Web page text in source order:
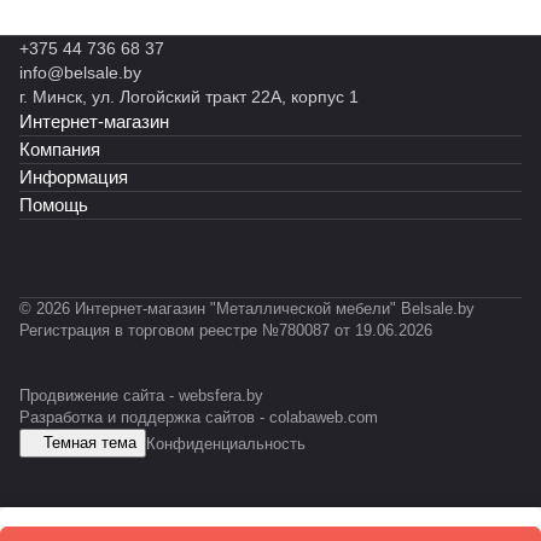
2
х
5
0
8
0
0
х
9
0
+375 44 736 68 37
info@belsale.by
г. Минск, ул. Логойский тракт 22А, корпус 1
Интернет-магазин
Компания
Информация
Помощь
© 2026 Интернет-магазин "Металлической мебели" Belsale.by
Регистрация в торговом реестре №780087 от 19.06.2026
Продвижение сайта - websfera.by
Разработка и поддержка сайтов - colabaweb.com
Темная тема Конфиденциальность